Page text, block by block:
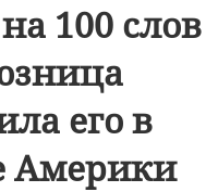
100 слов
его в
Америки